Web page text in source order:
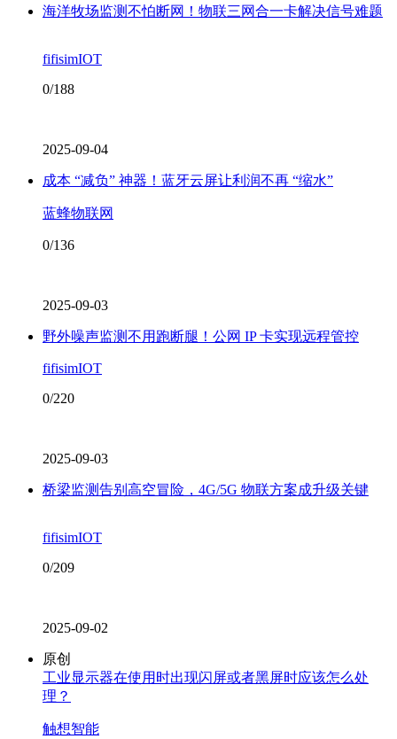
海洋牧场监测不怕断网！物联三网合一卡解决信号难题
fifisimIOT
0/188
2025-09-04
成本 “减负” 神器！蓝牙云屏让利润不再 “缩水”
蓝蜂物联网
0/136
2025-09-03
野外噪声监测不用跑断腿！公网 IP 卡实现远程管控
fifisimIOT
0/220
2025-09-03
桥梁监测告别高空冒险，4G/5G 物联方案成升级关键
fifisimIOT
0/209
2025-09-02
原创
工业显示器在使用时出现闪屏或者黑屏时应该怎么处
理？
触想智能